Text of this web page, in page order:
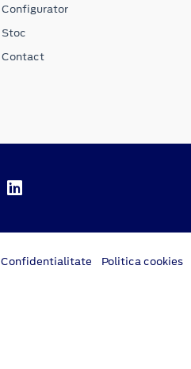
Configurator
Stoc
Contact
Confidentialitate Politica cookies